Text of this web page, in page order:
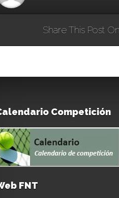
Share This Post On
Competición
FNT